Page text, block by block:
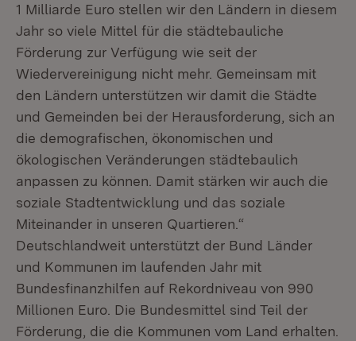
1 Milliarde Euro stellen wir den Ländern in diesem
Jahr so viele Mittel für die städtebauliche
Förderung zur Verfügung wie seit der
Wiedervereinigung nicht mehr. Gemeinsam mit
den Ländern unterstützen wir damit die Städte
und Gemeinden bei der Herausforderung, sich an
die demografischen, ökonomischen und
ökologischen Veränderungen städtebaulich
anpassen zu können. Damit stärken wir auch die
soziale Stadtentwicklung und das soziale
Miteinander in unseren Quartieren.“
Deutschlandweit unterstützt der Bund Länder
und Kommunen im laufenden Jahr mit
Bundesfinanzhilfen auf Rekordniveau von 990
Millionen Euro. Die Bundesmittel sind Teil der
Förderung, die die Kommunen vom Land erhalten.